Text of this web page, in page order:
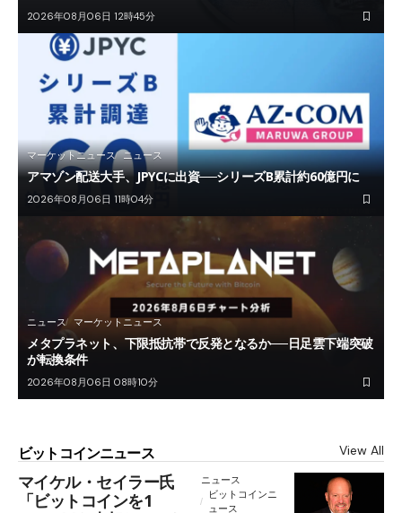
2026年08月06日 12時45分
マーケットニュース ニュース
アマゾン配送大手、JPYCに出資──シリーズB累計約60億円に
2026年08月06日 11時04分
ニュース マーケットニュース
メタプラネット、下限抵抗帯で反発となるか──日足雲下端突破
が転換条件
2026年08月06日 08時10分
ビットコインニュース View All
マイケル・セイラー氏
「ビットコインを1
ニュース
ビットコインニ
ュース